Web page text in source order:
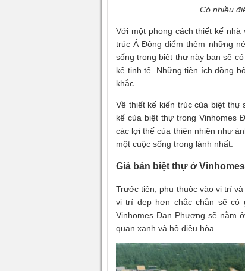
Có nhiều
Với một phong cách thiết kế
trúc Á Đông điểm thêm những
sống trong biệt thự này bạn sẽ
kế tinh tế. Những tiện ích đồng
khắc
Về thiết kế kiến trúc của biệt thự
kế của biệt thự trong Vinhomes
các lợi thế của thiên nhiên như
một cuộc sống trong lành nhất.
Giá bán biệt thự ở
Trước tiên, phụ thuộc vào vị trí
vị trí đẹp hơn chắc chắn sẽ có
Vinhomes Đan Phượng sẽ nằm
quan xanh và hồ điều hòa.